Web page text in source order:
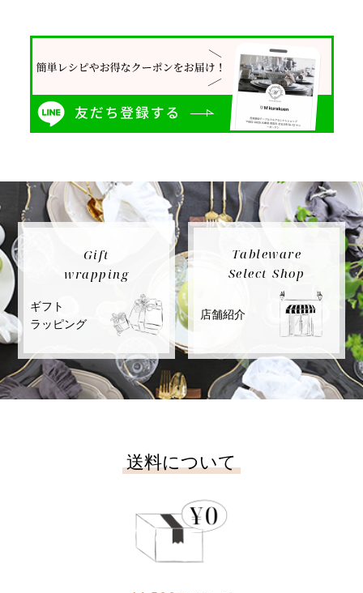
Gift
wrapping
ギフト
ラッピング
Tableware
Select Shop
店舗紹介
送料について